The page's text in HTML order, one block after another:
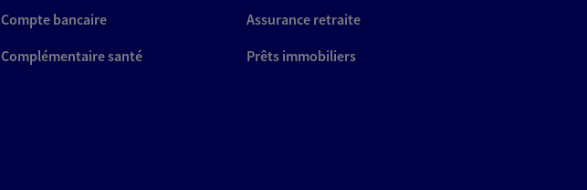
Compte bancaire
Assurance retraite
Complémentaire santé
Prêts immobiliers